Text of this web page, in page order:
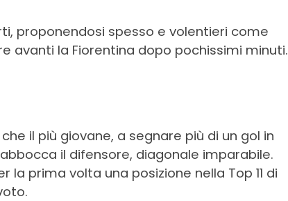
proponendosi spesso e volentieri come
avanti la Fiorentina dopo pochissimi minuti.
il più giovane, a segnare più di un gol in
il difensore, diagonale imparabile.
la prima volta una posizione nella Top 11 di